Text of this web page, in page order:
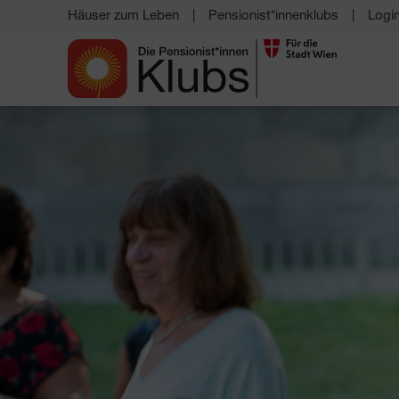
Häuser zum Leben Pensionist*innenklubs